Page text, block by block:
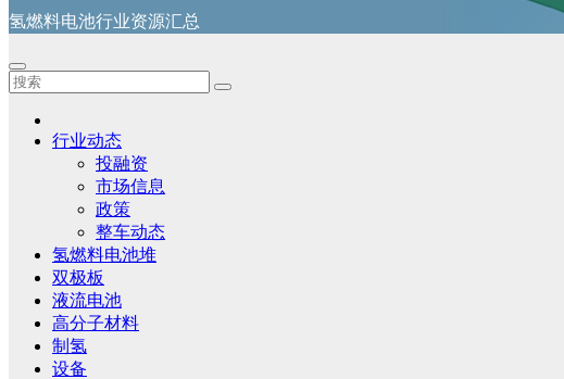
氢燃料电池行业资源汇总
行业动态
投融资
市场信息
政策
整车动态
氢燃料电池堆
双极板
液流电池
高分子材料
制氢
设备